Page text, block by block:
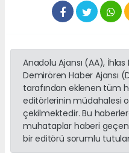
Anadolu Ajansı (AA), İhlas
Demirören Haber Ajansı
tarafından eklenen tüm
editörlerinin müdahalesi
çekilmektedir. Bu
muhataplar haberi
bir editörü sorumlu